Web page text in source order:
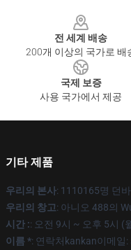
전 세계 배송
200개 이상의 국가로 배
국제 보증
사용 국가에서 제공
기타 제품
우리의 본사: 1110165명 던
우리의 창고: 아니오 488의
시간 :: 오전 9시 ~ 오후 5시 (
이름 *: 연락처kankan이메일